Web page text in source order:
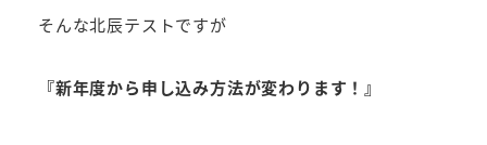
そんな北辰テストですが
『新年度から申し込み方法が変わります！』